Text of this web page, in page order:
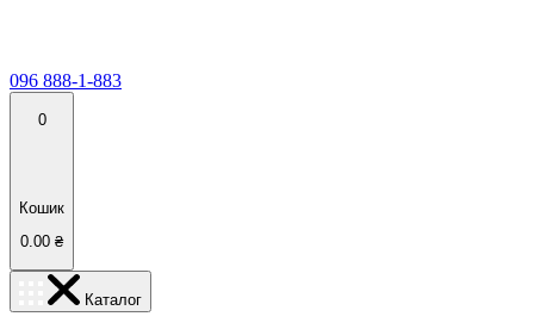
096 888-1-883
0
Кошик
0.00 ₴
Каталог